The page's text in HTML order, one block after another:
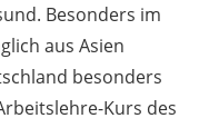
Besonders im
aus Asien
besonders
Kurs des